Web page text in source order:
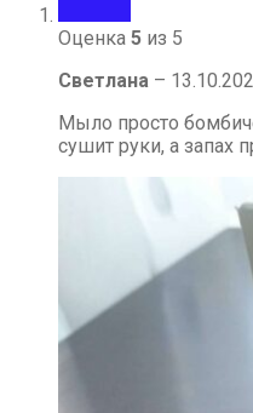
Оценка 5 из 5
Светлана –
Мыло просто
сушит руки, а запах